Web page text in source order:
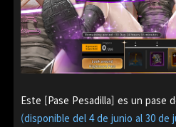
Este [Pase Pesadilla] es un pase
(disponible del 4 de junio al 30 de